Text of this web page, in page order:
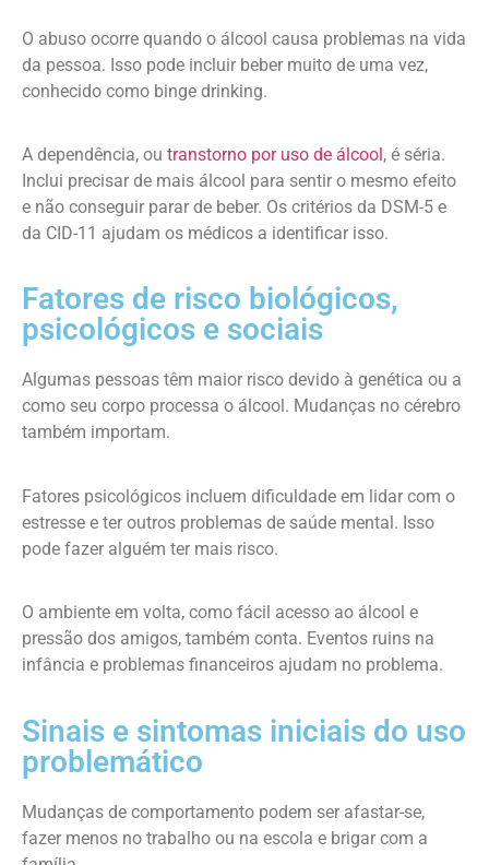
O abuso ocorre quando o álcool causa problemas na vida
da pessoa. Isso pode incluir beber muito de uma vez,
conhecido como binge drinking.
A dependência, ou transtorno por uso de álcool, é séria.
Inclui precisar de mais álcool para sentir o mesmo efeito
e não conseguir parar de beber. Os critérios da DSM-5 e
da CID-11 ajudam os médicos a identificar isso.
Fatores de risco biológicos,
psicológicos e sociais
Algumas pessoas têm maior risco devido à genética ou a
como seu corpo processa o álcool. Mudanças no cérebro
também importam.
Fatores psicológicos incluem dificuldade em lidar com o
estresse e ter outros problemas de saúde mental. Isso
pode fazer alguém ter mais risco.
O ambiente em volta, como fácil acesso ao álcool e
pressão dos amigos, também conta. Eventos ruins na
infância e problemas financeiros ajudam no problema.
Sinais e sintomas iniciais do uso
problemático
Mudanças de comportamento podem ser afastar-se,
fazer menos no trabalho ou na escola e brigar com a